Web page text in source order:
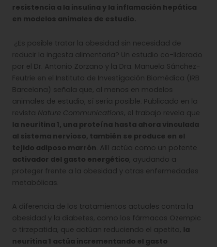
resistencia a la insulina y la inflamación hepática
en modelos animales de estudio.
¿Es posible tratar la obesidad sin necesidad de
reducir la ingesta alimentaria? Un estudio co-liderado
por el Dr. Antonio Zorzano y la Dra. Manuela Sánchez-
Feutrie en el Instituto de Investigación Biomédica (IRB
Barcelona) señala que, al menos en modelos
animales de estudio, sí sería posible. Publicado en la
revista Nature Communications, el trabajo revela que
la neuritina 1, una proteína hasta ahora vinculada
al sistema nervioso, también se produce en el
tejido adiposo marrón. Allí actúa como un potente
activador del gasto energético, ayudando a
proteger frente a la obesidad y otras enfermedades
metabólicas.
A diferencia de los tratamientos actuales contra la
obesidad y la diabetes, como los fármacos Ozempic
o tirzepatida, que actúan reduciendo el apetito, la
neuritina 1 actúa incrementando el gasto